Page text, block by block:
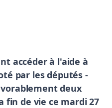
accéder à l'aide à
par les députés -
deux
fin de vie ce mardi 27